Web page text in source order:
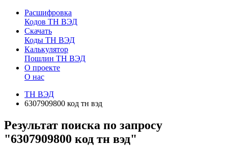
Расшифровка
Кодов ТН ВЭД
Скачать
Коды ТН ВЭД
Калькулятор
Пошлин ТН ВЭД
О проекте
О нас
ТН ВЭД
6307909800 код тн вэд
Результат поиска по запросу
"6307909800 код тн вэд"